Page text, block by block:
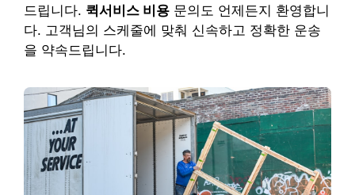
드립니다. 퀵서비스 비용 문의도 언제든지 환영합니
다. 고객님의 스케줄에 맞춰 신속하고 정확한 운송
을 약속드립니다.